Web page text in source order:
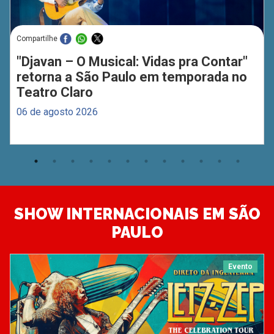
Compartilhe
"Djavan – O Musical: Vidas pra Contar"
retorna a São Paulo em temporada no
Teatro Claro
06 de agosto 2026
SHOW INTERNACIONAIS EM SÃO
PAULO
Evento